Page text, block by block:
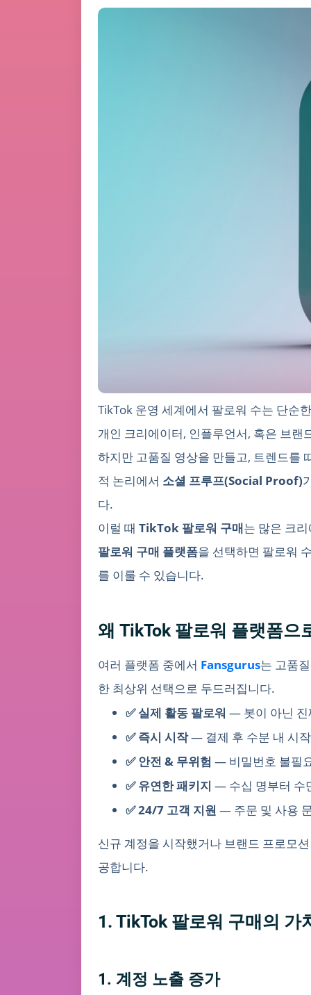
TikTok 운영 세계에서 팔로워 수는 단순
개인 크리에이터, 인플루언서, 혹은 브
하지만 고품질 영상을 만들고, 트렌드를
적 논리에서 소셜 프루프(Social Proof)
다.
이럴 때 TikTok 팔로워 구매는 많은 크
팔로워 구매 플랫폼을 선택하면 팔로워
를 이룰 수 있습니다.
왜 TikTok 팔로워 플랫폼으
여러 플랫폼 중에서 Fansgurus는 고품
한 최상위 선택으로 두드러집니다.
✅ 실제 활동 팔로워 — 봇이 아닌 진
✅ 즉시 시작— 결제 후 수분 내 시
✅ 안전 & 무위험 — 비밀번호 불필
✅ 유연한 패키지 — 수십 명부터 수
✅ 24/7 고객 지원 — 주문 및 사용
신규 계정을 시작했거나 브랜드 프로모
공합니다.
1. TikTok 팔로워 구매의 가
1. 계정 노출 증가